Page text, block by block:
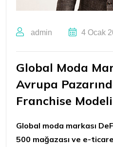
admin 4 Ocak
Global Moda
Avrupa
Franchise
Global moda markası
500 mağazası ve e-